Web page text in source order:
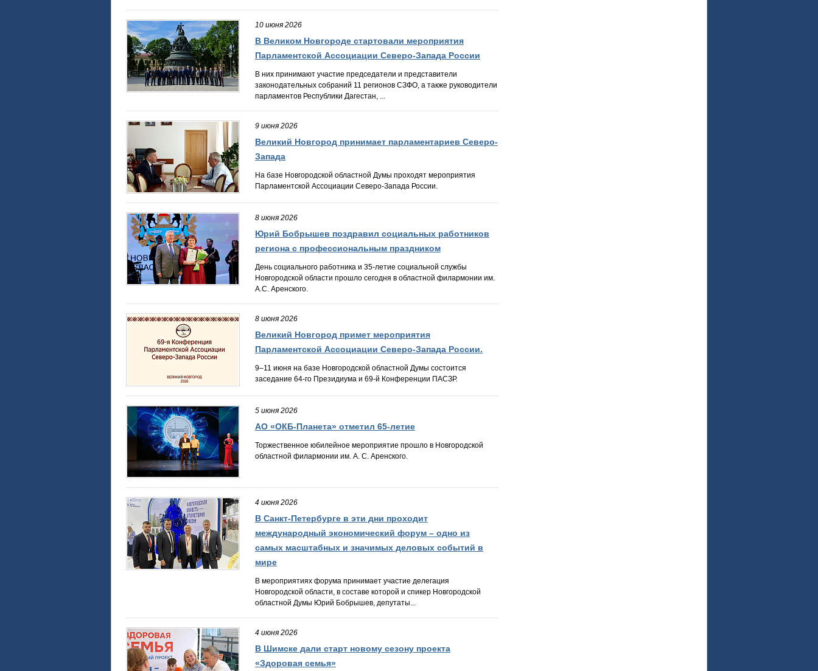
10 июня 2026
В Великом Новгороде стартовали мероприятия
Парламентской Ассоциации Северо-Запада России
В них принимают участие председатели и представители
законодательных собраний 11 регионов СЗФО, а также руководители
парламентов Республики Дагестан, ...
9 июня 2026
Великий Новгород принимает парламентариев Северо-
Запада
На базе Новгородской областной Думы проходят мероприятия
Парламентской Ассоциации Северо-Запада России.
8 июня 2026
Юрий Бобрышев поздравил социальных работников
региона с профессиональным праздником
День социального работника и 35-летие социальной службы
Новгородской области прошло сегодня в областной филармонии им.
А.С. Аренского.
8 июня 2026
Великий Новгород примет мероприятия
Парламентской Ассоциации Северо-Запада России.
9–11 июня на базе Новгородской областной Думы состоится
заседание 64-го Президиума и 69-й Конференции ПАСЗР.
5 июня 2026
АО «ОКБ-Планета» отметил 65-летие
Торжественное юбилейное мероприятие прошло в Новгородской
областной филармонии им. А. С. Аренского.
4 июня 2026
В Санкт-Петербурге в эти дни проходит
международный экономический форум – одно из
самых масштабных и значимых деловых событий в
мире
В мероприятиях форума принимает участие делегация
Новгородской области, в составе которой и спикер Новгородской
областной Думы Юрий Бобрышев, депутаты...
4 июня 2026
В Шимске дали старт новому сезону проекта
«Здоровая семья»